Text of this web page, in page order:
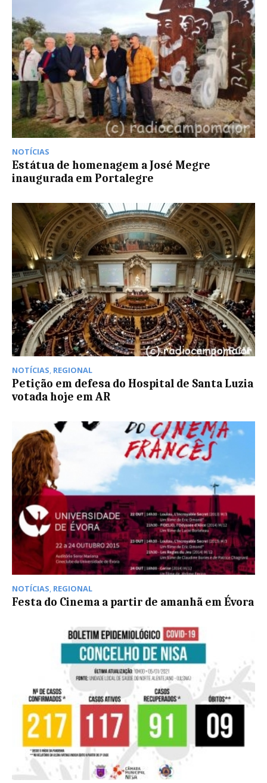
NOTÍCIAS
Estátua de homenagem a José Megre
inaugurada em Portalegre
NOTÍCIAS, REGIONAL
Petição em defesa do Hospital de Santa Luzia
votada hoje em AR
NOTÍCIAS, REGIONAL
Festa do Cinema a partir de amanhã em Évora